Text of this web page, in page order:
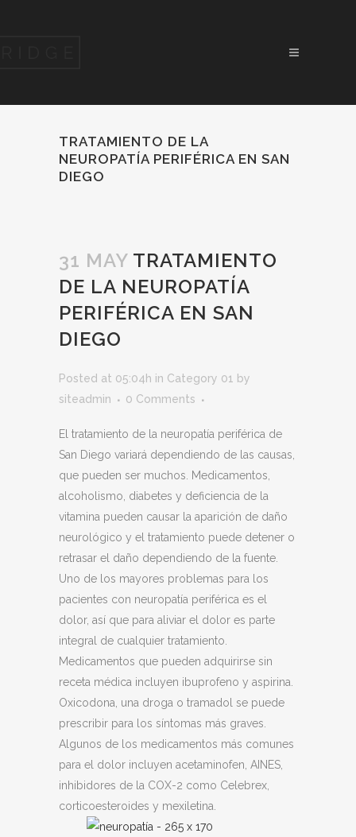
TRATAMIENTO DE LA
NEUROPATÍA PERIFÉRICA EN SAN
DIEGO
31 MAY TRATAMIENTO
DE LA NEUROPATÍA
PERIFÉRICA EN SAN
DIEGO
Posted at 05:04h in Category 01 by
siteadmin
0 Comments
El tratamiento de la neuropatía periférica de
San Diego variará dependiendo de las causas,
que pueden ser muchos. Medicamentos,
alcoholismo, diabetes y deficiencia de la
vitamina pueden causar la aparición de daño
neurológico y el tratamiento puede detener o
retrasar el daño dependiendo de la fuente.
Uno de los mayores problemas para los
pacientes con neuropatía periférica es el
dolor, así que para aliviar el dolor es parte
integral de cualquier tratamiento.
Medicamentos que pueden adquirirse sin
receta médica incluyen ibuprofeno y aspirina.
Oxicodona, una droga o tramadol se puede
prescribir para los síntomas más graves.
Algunos de los medicamentos más comunes
para el dolor incluyen acetaminofen, AINES,
inhibidores de la COX-2 como Celebrex,
corticoesteroides y mexiletina.